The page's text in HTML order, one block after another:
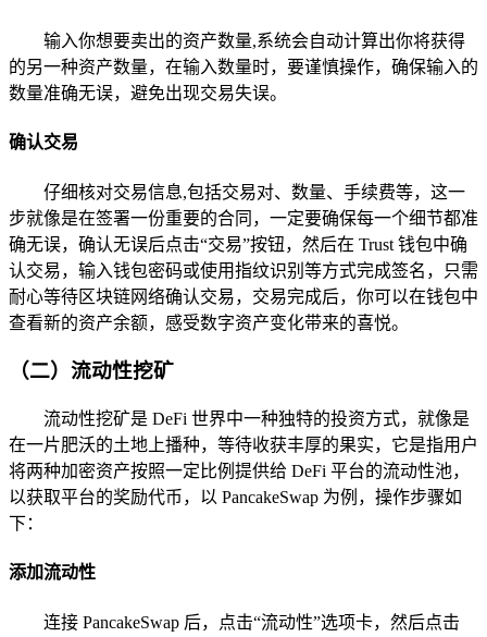
输入你想要卖出的资产数量,系统会自动计算出你将获得
的另一种资产数量，在输入数量时，要谨慎操作，确保输入的
数量准确无误，避免出现交易失误。
确认交易
仔细核对交易信息,包括交易对、数量、手续费等，这一
步就像是在签署一份重要的合同，一定要确保每一个细节都准
确无误，确认无误后点击“交易”按钮，然后在 Trust 钱包中确
认交易，输入钱包密码或使用指纹识别等方式完成签名，只需
耐心等待区块链网络确认交易，交易完成后，你可以在钱包中
查看新的资产余额，感受数字资产变化带来的喜悦。
（二）流动性挖矿
流动性挖矿是 DeFi 世界中一种独特的投资方式，就像是
在一片肥沃的土地上播种，等待收获丰厚的果实，它是指用户
将两种加密资产按照一定比例提供给 DeFi 平台的流动性池，
以获取平台的奖励代币，以 PancakeSwap 为例，操作步骤如
下：
添加流动性
连接 PancakeSwap 后，点击“流动性”选项卡，然后点击